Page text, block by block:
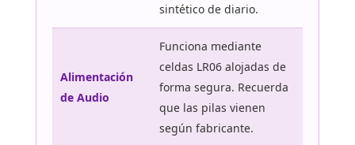
sintético de diario.
Alimentación
de Audio
Funciona mediante
celdas LR06 alojadas de
forma segura. Recuerda
que las pilas vienen
según fabricante.